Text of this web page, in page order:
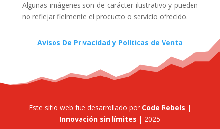
Algunas imágenes son de carácter ilustrativo y pueden
no reflejar fielmente el producto o servicio ofrecido.
Avisos De Privacidad y Políticas de Venta
Este sitio web fue desarrollado porCode Rebels |
Innovación sin límites | 2025